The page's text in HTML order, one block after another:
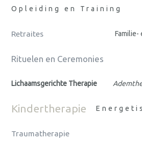
Opleiding en Training
Retraites
Rituelen en Ceremonies
Lichaamsgerichte Therapie
Kindertherapie
Traumatherapie